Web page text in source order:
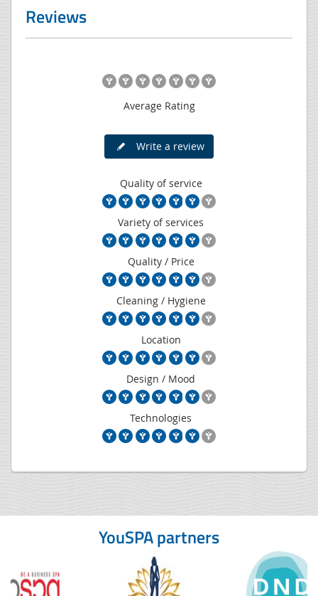
Reviews
Average Rating
Write a review
Quality of service
Variety of services
Quality / Price
Cleaning / Hygiene
Location
Design / Mood
Technologies
YouSPA partners